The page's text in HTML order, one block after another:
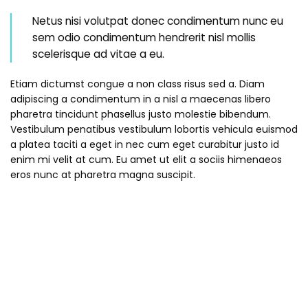
Netus nisi volutpat donec condimentum nunc eu
sem odio condimentum hendrerit nisl mollis
scelerisque ad vitae a eu.
Etiam dictumst congue a non class risus sed a. Diam
adipiscing a condimentum in a nisl a maecenas libero
pharetra tincidunt phasellus justo molestie bibendum.
Vestibulum penatibus vestibulum lobortis vehicula euismod
a platea taciti a eget in nec cum eget curabitur justo id
enim mi velit at cum. Eu amet ut elit a sociis himenaeos
eros nunc at pharetra magna suscipit.